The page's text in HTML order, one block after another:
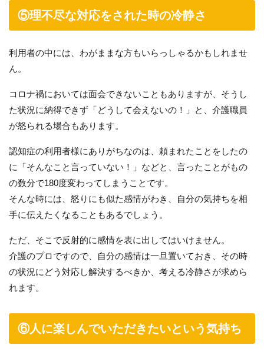
⑤理不尽な対応をされた時の冷静さ
利用者の中には、わがままな方もいらっしゃるかもしれませ
ん。
コロナ禍においては面会できないこともありますが、そうし
た状況に納得できず「どうして会えないの！」と、介護職員
が怒られる場合もあります。
認知症の利用者様にありがちなのは、頼まれたことをしたの
に「そんなこと言っていない！」などと、言ったことがもの
の数分で180度変わってしまうことです。
そんな時には、怒りにも似た感情がわき、自分の気持ちを相
手に伝えたくなることもあるでしょう。
ただ、そこで反射的に感情を表に出してはいけません。
介護のプロですので、自分の感情は一旦置いておき、その時
の状況にどう対応し解決するべきか、考える冷静さが求めら
れます。
⑥人に楽しんでいただきたいという気持ち